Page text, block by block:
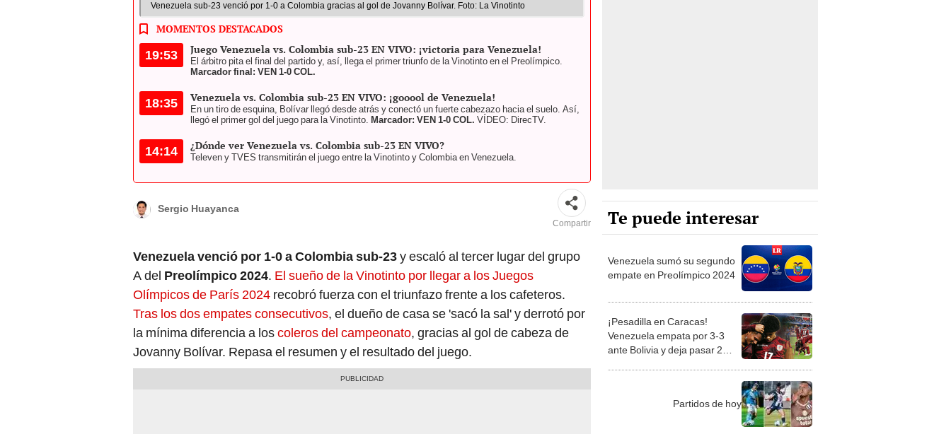
Venezuela sub-23 venció por 1-0 a Colombia gracias al gol de Jovanny Bolívar. Foto: La Vinotinto
MOMENTOS DESTACADOS
19:53 Juego Venezuela vs. Colombia sub-23 EN VIVO: ¡victoria para Venezuela!
El árbitro pita el final del partido y, así, llega el primer triunfo de la Vinotinto en el Preolímpico.
Marcador final: VEN 1-0 COL.
18:35 Venezuela vs. Colombia sub-23 EN VIVO: ¡gooool de Venezuela!
En un tiro de esquina, Bolívar llegó desde atrás y conectó un fuerte cabezazo hacia el suelo. Así,
llegó el primer gol del juego para la Vinotinto. Marcador: VEN 1-0 COL. VÍDEO: DirecTV.
14:14 ¿Dónde ver Venezuela vs. Colombia sub-23 EN VIVO?
Televen y TVES transmitirán el juego entre la Vinotinto y Colombia en Venezuela.
Sergio Huayanca
Compartir
Venezuela venció por 1-0 a Colombia sub-23y escaló al tercer lugar del grupo
A del Preolímpico 2024. El sueño de la Vinotinto por llegar a los Juegos
Olímpicos de París 2024 recobró fuerza con el triunfazo frente a los cafeteros.
Tras los dos empates consecutivos, el dueño de casa se 'sacó la sal' y derrotó por
la mínima diferencia a loscoleros del campeonato, gracias al gol de cabeza de
Jovanny Bolívar. Repasa el resumen y el resultado del juego.
Te puede interesar
Venezuela sumó su segundo
empate en Preolímpico 2024
¡Pesadilla en Caracas!
Venezuela empata por 3-3
ante Bolivia y deja pasar 2
Partidos de hoy